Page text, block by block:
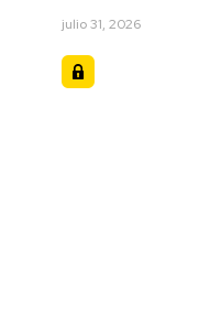
julio 31, 2026